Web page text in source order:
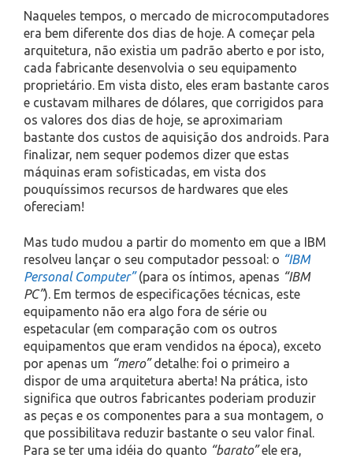
Naqueles tempos, o mercado de microcomputadores
era bem diferente dos dias de hoje. A começar pela
arquitetura, não existia um padrão aberto e por isto,
cada fabricante desenvolvia o seu equipamento
proprietário. Em vista disto, eles eram bastante caros
e custavam milhares de dólares, que corrigidos para
os valores dos dias de hoje, se aproximariam
bastante dos custos de aquisição dos androids. Para
finalizar, nem sequer podemos dizer que estas
máquinas eram sofisticadas, em vista dos
pouquíssimos recursos de hardwares que eles
ofereciam!
Mas tudo mudou a partir do momento em que a IBM
resolveu lançar o seu computador pessoal: o “IBM
Personal Computer”(para os íntimos, apenas “IBM
PC”). Em termos de especificações técnicas, este
equipamento não era algo fora de série ou
espetacular (em comparação com os outros
equipamentos que eram vendidos na época), exceto
por apenas um “mero”detalhe: foi o primeiro a
dispor de uma arquitetura aberta! Na prática, isto
significa que outros fabricantes poderiam produzir
as peças e os componentes para a sua montagem, o
que possibilitava reduzir bastante o seu valor final.
Para se ter uma idéia do quanto “barato”ele era,